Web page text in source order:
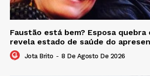
Faustão está bem? Esposa quebra
revela estado de saúde do
Jota Brito - 8 De Agosto De 2026